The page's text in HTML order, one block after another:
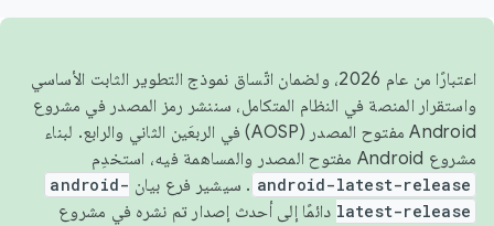
اعتبارًا من عام 2026، ولضمان اتّساق نموذج التطوير الثابت الأساسي
واستقرار المنصة في النظام المتكامل، سننشر رمز المصدر في مشروع
Android مفتوح المصدر (AOSP) في الربعَين الثاني والرابع. لبناء
مشروع Android مفتوح المصدر والمساهمة فيه، استخدِم
android-latest-release . سيشير فرع بيان android-
latest-release دائمًا إلى أحدث إصدار تم نشره في مشروع